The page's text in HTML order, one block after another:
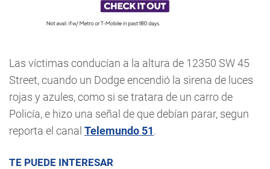
Las víctimas conducían a la altura de 12350 SW 45
Street, cuando un Dodge encendió la sirena de luces
rojas y azules, como si se tratara de un carro de
Policía, e hizo una señal de que debían parar, segun
reporta el canal Telemundo 51.
TE PUEDE INTERESAR